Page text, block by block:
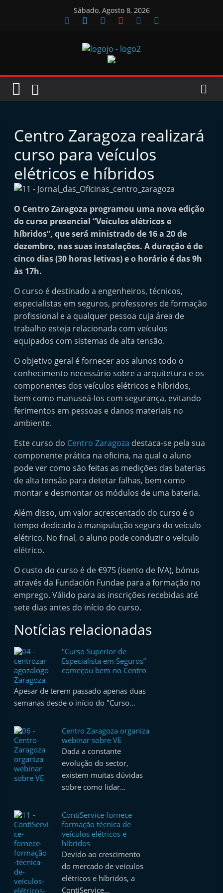
Sábado, Agosto 8, 2026
Jornal
o
r
n
l
i
n
d
p
e
n
d
e
n
t
e
d
o
f
t
e
r
m
a
r
k
t
A
u
m
ó
v
e
l
e
P
r
t
u
a
l
Centro Zaragoza realizará
curso para veículos
elétricos e híbridos
O Centro Zaragoza programou uma nova edição
do curso presencial “Veículos elétricos e
híbridos”, que será ministrado de 16 a 20 de
dezembro, nas suas instalações. A duração é de
cinco dias (30 horas letivas) e o horário é das 9h
às 17h.
O curso é destinado a engenheiros, técnicos,
especialistas em seguros, professores de formação
profissional e a qualquer pessoa cuja área de
trabalho esteja relacionada com veículos
equipados com sistemas de alta tensão.
O objetivo geral é fornecer aos alunos todo o
conhecimento necessário sobre a arquitetura e os
componentes dos veículos elétricos e híbridos,
bem como manuseá-los com segurança, evitando
ferimentos em pessoas e danos materiais no
ambiente.
Este curso do Centro Zaragoza destaca-se pela sua
componente prática na oficina, na qual o aluno
pode ver como são feitas as medições das baterias
de alta tensão para detetar falhas, bem como
montar e desmontar os módulos de uma bateria.
Além disso, um valor acrescentado do curso é o
tempo dedicado à manipulação segura do veículo
elétrico. No final, o aluno pode conduzir o veículo
elétrico.
O custo do curso é de €975 (isento de IVA), bónus
através da Fundación Fundae para a formação no
emprego. Válido para as inscrições recebidas até
sete dias antes do início do curso.
Notícias relacionadas
"Curso Superior de
Especialista em Seguros”
começou bem no Centro
Zaragoza
Apesar de terem passado apenas duas
semanas desde o início do "Curso…
Centro Zaragoza organiza
webinar sobre VE
Dada a constante
evolução do sector,
existem muitas dúvidas
sobre como lidar…
ContiService fornece
formação técnica de
veículos elétricos e
híbridos
Devido ao crescimento
do mercado de veículos
elétricos e híbridos, a
ContiService…